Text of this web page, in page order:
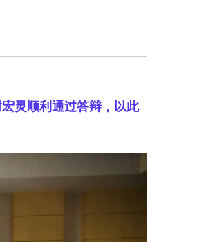
灵顺利通过答辩，以此